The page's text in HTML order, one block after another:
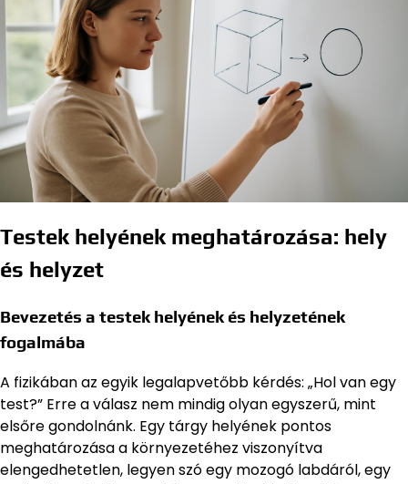
Testek helyének meghatározása: hely
és helyzet
Bevezetés a testek helyének és helyzetének
fogalmába
A fizikában az egyik legalapvetőbb kérdés: „Hol van egy
test?” Erre a válasz nem mindig olyan egyszerű, mint
elsőre gondolnánk. Egy tárgy helyének pontos
meghatározása a környezetéhez viszonyítva
elengedhetetlen, legyen szó egy mozogó labdáról, egy